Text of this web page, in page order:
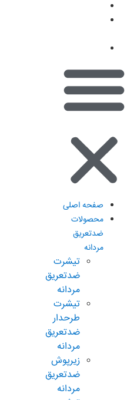
صفحه اصلی
محصولات
ضدتعریق
مردانه
تیشرت
ضدتعریق
مردانه
تیشرت
طرحدار
ضدتعریق
مردانه
زیرپوش
ضدتعریق
مردانه